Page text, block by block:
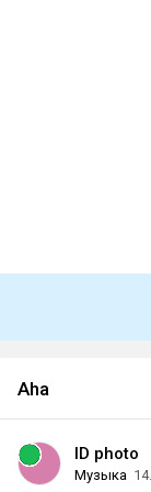
Aha
ID photo
Музыка